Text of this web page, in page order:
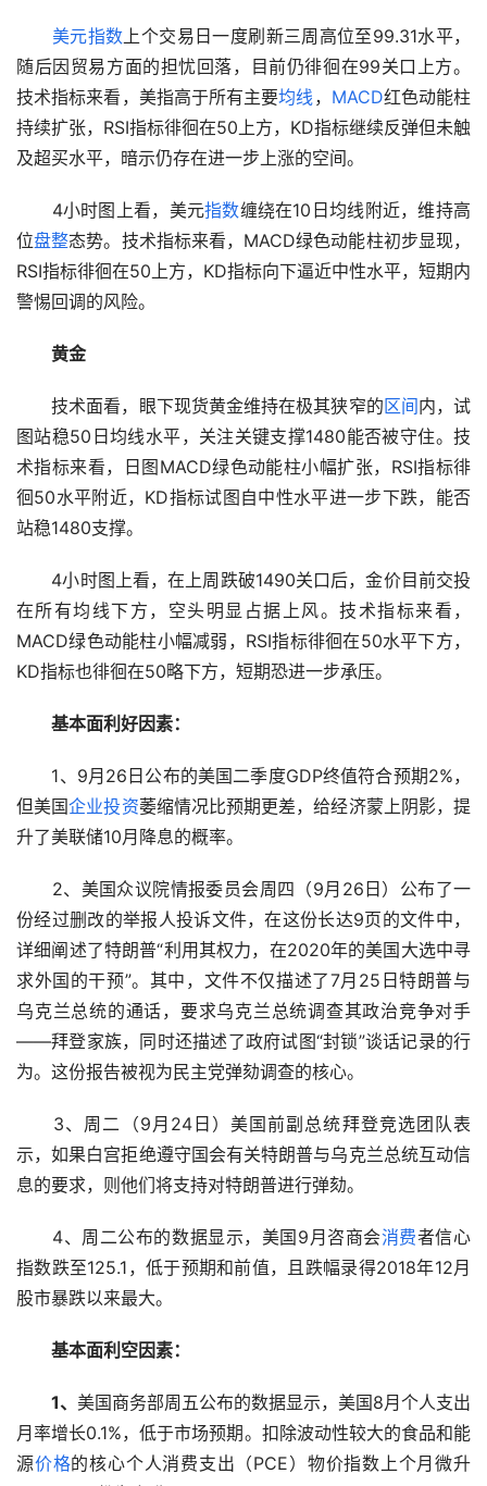
美元指数 上个交易日一度刷新三周高位至99.31水平，
随后因贸易方面的担忧回落，目前仍徘徊在99关口上方。
技术指标来看，美指高于所有主要均线 ， MACD红色动能柱
持续扩张，RSI指标徘徊在50上方，KD指标继续反弹但未触
及超买水平，暗示仍存在进一步上涨的空间。
4小时图上看，美元指数缠绕在10日均线附近，维持高
位盘整态势。技术指标来看，MACD绿色动能柱初步显现，
RSI指标徘徊在50上方，KD指标向下逼近中性水平，短期内
警惕回调的风险。
黄金
技术面看，眼下现货黄金维持在极其狭窄的区间内，试
图站稳50日均线水平，关注关键支撑1480能否被守住。技
术指标来看，日图MACD绿色动能柱小幅扩张，RSI指标徘
徊50水平附近，KD指标试图自中性水平进一步下跌，能否
站稳1480支撑。
4小时图上看，在上周跌破1490关口后，金价目前交投
在所有均线下方，空头明显占据上风。技术指标来看，
MACD绿色动能柱小幅减弱，RSI指标徘徊在50水平下方，
KD指标也徘徊在50略下方，短期恐进一步承压。
基本面利好因素：
1、9月26日公布的美国二季度GDP终值符合预期2%，
但美国企业投资萎缩情况比预期更差，给经济蒙上阴影，提
升了美联储10月降息的概率。
2、美国众议院情报委员会周四（9月26日）公布了一
份经过删改的举报人投诉文件，在这份长达9页的文件中，
详细阐述了特朗普“利用其权力，在2020年的美国大选中寻
求外国的干预”。其中，文件不仅描述了7月25日特朗普与
乌克兰总统的通话，要求乌克兰总统调查其政治竞争对手
――拜登家族，同时还描述了政府试图“封锁”谈话记录的行
为。这份报告被视为民主党弹劾调查的核心。
3、周二（9月24日）美国前副总统拜登竞选团队表
示，如果白宫拒绝遵守国会有关特朗普与乌克兰总统互动信
息的要求，则他们将支持对特朗普进行弹劾。
4、周二公布的数据显示，美国9月咨商会消费者信心
指数跌至125.1，低于预期和前值，且跌幅录得2018年12月
股市暴跌以来最大。
基本面利空因素：
1、 美国商务部周五公布的数据显示，美国8月个人支出
月率增长0.1%，低于市场预期。扣除波动性较大的食品和能
源价格的核心个人消费支出（PCE）物价指数上个月微升